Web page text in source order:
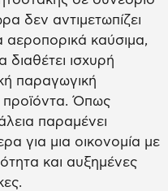
δεν αντιμετωπίζει
καύσιμα,
διαθέτει ισχυρή
παραγωγική
προϊόντα. Όπως
παραμένει
για μια οικονομία με
και αυξημένες